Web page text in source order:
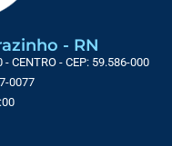
- RN
- CENTRO - CEP: 59.586-000
0077